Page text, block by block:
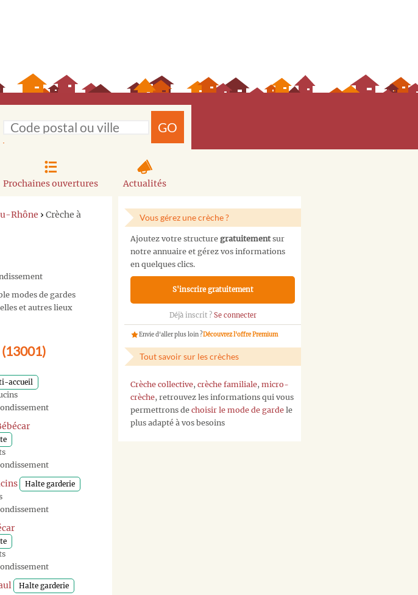
GO
Prochaines ouvertures Actualités
Rhône › Crèche à
modes de gardes
et autres lieux
accueil
Halte garderie
Halte garderie
Vous gérez une crèche ?
Ajoutez votre structure gratuitementsur
notre annuaire et gérez vos informations
en quelques clics.
S'inscrire gratuitement
Déjà inscrit ? Se connecter
Envie d'aller plus loin ?Découvrez l'offre Premium
Tout savoir sur les crèches
Crèche collective, crèche familiale, micro-
crèche, retrouvez les informations qui vous
permettrons de choisir le mode de garde le
plus adapté à vos besoins